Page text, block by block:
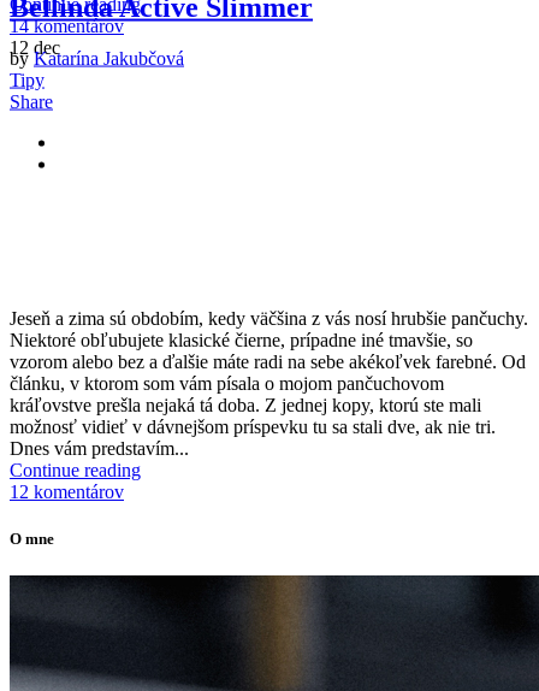
Continue reading
14 komentárov
12 dec
Bellinda Active Slimmer
by Katarína Jakubčová
Tipy
Share
Jeseň a zima sú obdobím, kedy väčšina z vás nosí hrubšie pančuchy.
Niektoré obľubujete klasické čierne, prípadne iné tmavšie, so
vzorom alebo bez a ďalšie máte radi na sebe akékoľvek farebné. Od
článku, v ktorom som vám písala o mojom pančuchovom
kráľovstve prešla nejaká tá doba. Z jednej kopy, ktorú ste mali
možnosť vidieť v dávnejšom príspevku tu sa stali dve, ak nie tri.
Dnes vám predstavím...
Continue reading
12 komentárov
O mne